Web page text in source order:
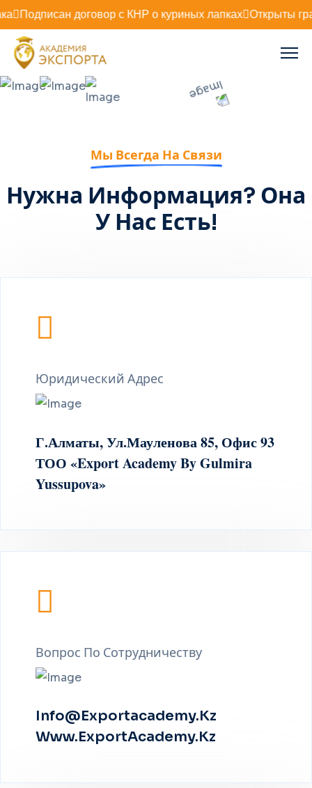
Подписан договор с КНР о куриных лапках Открыты
Мы Всегда На Связи
Нужна Информация? Она
У Нас Есть!
Юридический Адрес
Г.Алматы, Ул.Мауленова 85, Офис 93
ТОО «Export Academy By Gulmira
Yussupova»
Вопрос По Сотрудничеству
Info@exportacademy.kz
Www.exportAcademy.kz